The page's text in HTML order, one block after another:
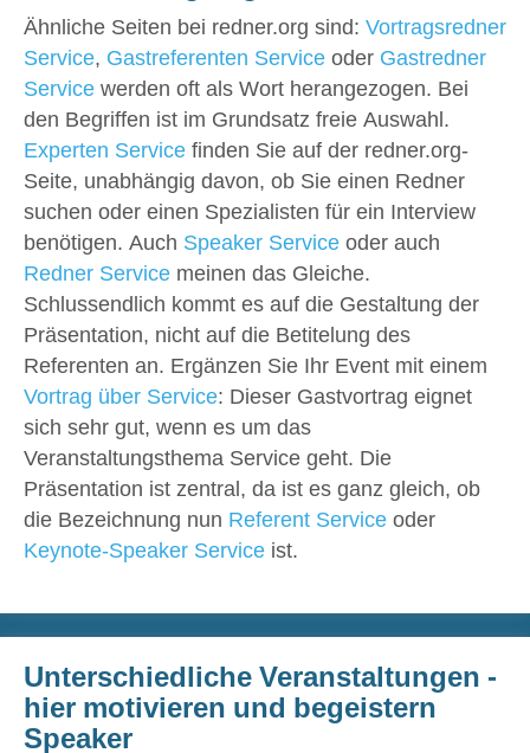
Ähnliche Seiten bei redner.org sind: Vortragsredner
Service
Gastreferenten Service oder Gastredner
Service werden oft als Wort herangezogen. Bei
den Begriffen ist im Grundsatz freie Auswahl.
Experten Service finden Sie auf der redner.org-
Seite, unabhängig davon, ob Sie einen Redner
suchen oder einen Spezialisten für ein Interview
benötigen. Auch Speaker Service oder auch
Redner Service meinen das Gleiche.
Schlussendlich kommt es auf die Gestaltung der
Präsentation, nicht auf die Betitelung des
Referenten an. Ergänzen Sie Ihr Event mit einem
Vortrag über Service: Dieser Gastvortrag eignet
sich sehr gut, wenn es um das
Veranstaltungsthema Service geht. Die
Präsentation ist zentral, da ist es ganz gleich, ob
die Bezeichnung nun Referent Service oder
Keynote-Speaker Service ist.
Unterschiedliche Veranstaltungen -
hier motivieren und begeistern
Speaker